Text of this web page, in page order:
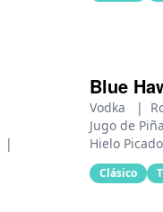
|
Blue
Vodka |
Jugo de Piña
Hielo Picado
Clásico